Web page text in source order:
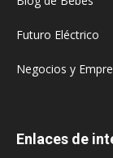
Futuro Eléctrico
Negocios y
Enlaces de